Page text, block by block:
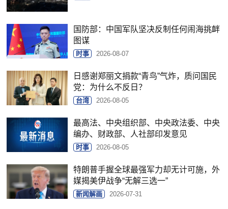
国防部：中国军队坚决反制任何闹海挑衅
图谋
时事 2026-08-07
日感谢郑丽文捐款“青鸟”气炸，质问国民
党：为什么不反日？
台湾 2026-08-05
最高法、中央组织部、中央政法委、中央
编办、财政部、人社部印发意见
时事 2026-08-05
特朗普手握全球最强军力却无计可施，外
媒揭美伊战争“无解三选一”
新闻解画 2026-07-31